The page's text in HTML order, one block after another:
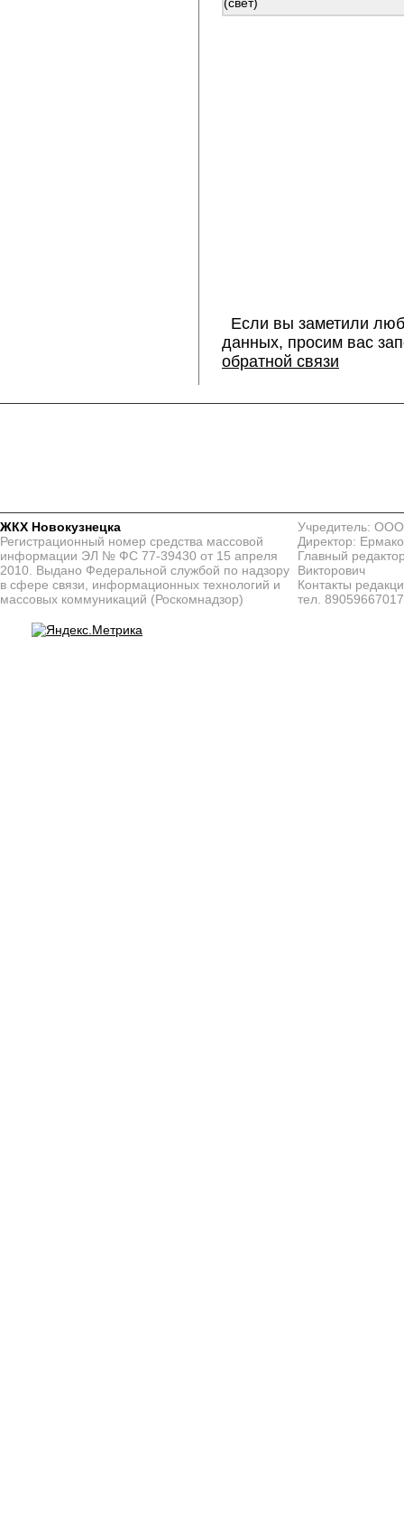
Если вы заметили
данных, просим вас
обратной связи
ЖКХ Новокузнецка
Регистрационный номер средства массовой
информации ЭЛ № ФС 77-39430 от 15 апреля
2010. Выдано Федеральной службой по надзору
в сфере связи, информационных технологий и
массовых коммуникаций (Роскомнадзор)
Учредитель:
Директор:
Главный
Викторович
Контакты
тел. 89059667017